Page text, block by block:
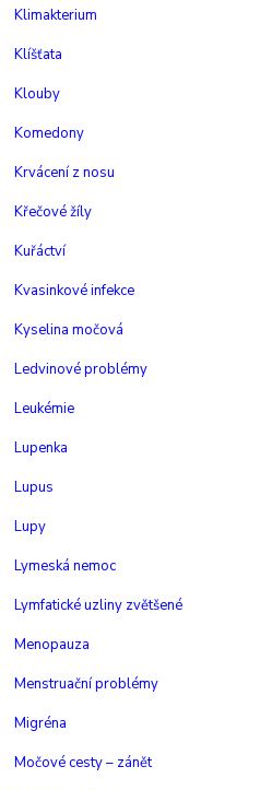
Klimakterium
Klíšťata
Klouby
Komedony
Krvácení z nosu
Křečové žíly
Kuřáctví
Kvasinkové infekce
Kyselina močová
Ledvinové problémy
Leukémie
Lupenka
Lupus
Lupy
Lymeská nemoc
Lymfatické uzliny zvětšené
Menopauza
Menstruační problémy
Migréna
Močové cesty – zánět